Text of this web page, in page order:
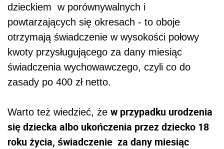
dzieckiem w porównywalnych i
powtarzających się okresach - to oboje
otrzymają świadczenie w wysokości połowy
kwoty przysługującego za dany miesiąc
świadczenia wychowawczego, czyli co do
zasady po 400 zł netto.
Warto też wiedzieć, że w przypadku urodzenia
się dziecka albo ukończenia przez dziecko 18
roku życia, świadczenie za dany miesiąc